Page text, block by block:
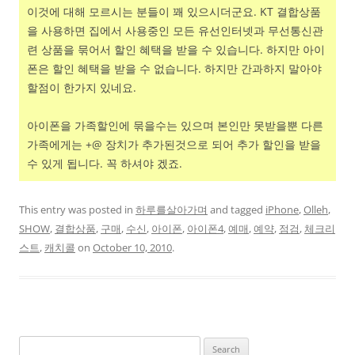
이것에 대해 모르시는 분들이 꽤 있으시더군요. KT 결합상품
을 사용하면 집에서 사용중인 모든 유선인터넷과 무선통신관
련 상품을 묶어서 할인 혜택을 받을 수 있습니다. 하지만 아이
폰은 할인 혜택을 받을 수 없습니다. 하지만 간과하지 말아야
할점이 한가지 있네요.
아이폰을 가족할인에 묶을수는 있으며 본인만 못받을뿐 다른
가족에게는 +@ 장치가 추가된것으로 되어 추가 할인을 받을
수 있게 됩니다. 꼭 하셔야 겠죠.
This entry was posted in 하루를살아가며 and tagged iPhone,Olleh,
SHOW, 결합상품, 구매, 수신, 아이폰, 아이폰4,예매,예약, 점검,체크리
스트, 캐치콜 on October 10, 2010.